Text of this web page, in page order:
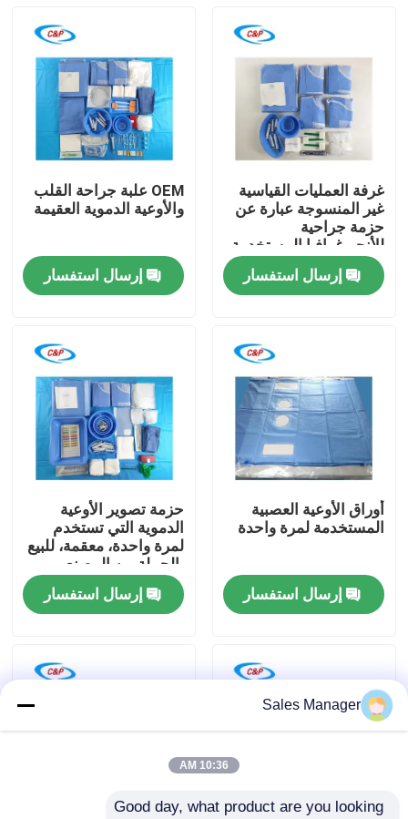
المنزل
فيديوهات
برنامج VR
حولنا
جولة في المصنع
اتصل بنا
القضايا
غرفة العمليات القياسية
غير المنسوجة عبارة عن
حزمة جراحية
للأنجيوغرافيا المستخدمة
مرة واحدة
إرسال استفسار
OEM علبة جراحة القلب
والأوعية الدموية العقيمة
إرسال استفسار
أوراق الأوعية العصبية
المستخدمة لمرة واحدة
إرسال استفسار
حزمة تصوير الأوعية
الدموية التي تستخدم
لمرة واحدة، معقمة، للبيع
بالجملة من المصنع
للمستشفيات
إرسال استفسار
Sales Manager
10:36 AM
Good day, what product are you looking